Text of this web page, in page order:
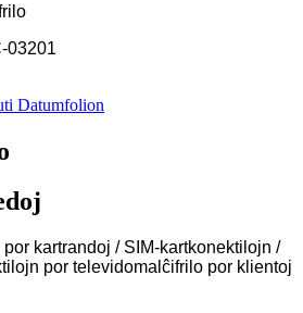
03201
Datumfolion
kartrandoj / SIM-kartkonektilojn /
por televidomalĉifrilo por klientoj